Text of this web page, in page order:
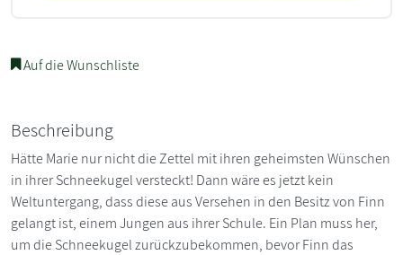
Auf die Wunschliste
Beschreibung
Hätte Marie nur nicht die Zettel mit ihren geheimsten Wünschen
in ihrer Schneekugel versteckt! Dann wäre es jetzt kein
Weltuntergang, dass diese aus Versehen in den Besitz von Finn
gelangt ist, einem Jungen aus ihrer Schule. Ein Plan muss her,
um die Schneekugel zurückzubekommen, bevor Finn das